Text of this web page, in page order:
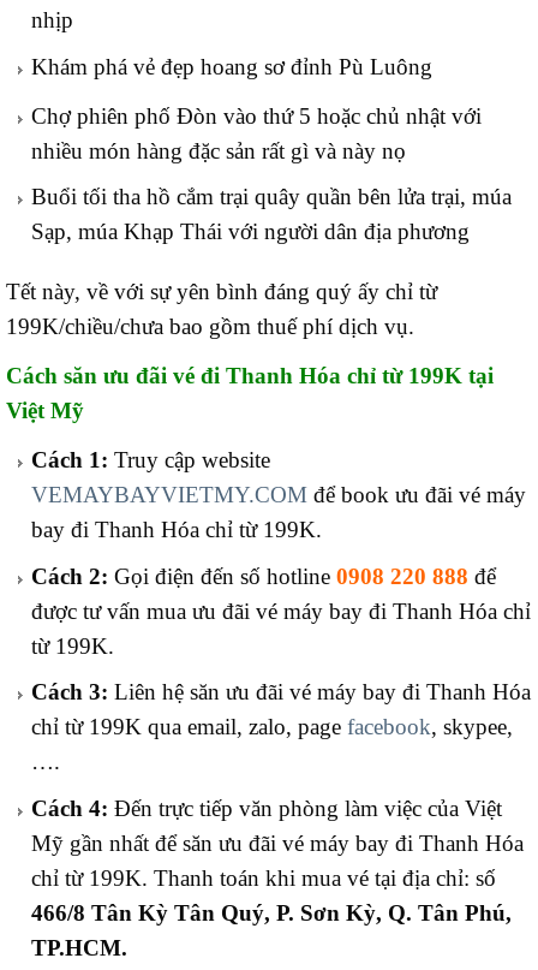
nhịp
Khám phá vẻ đẹp hoang sơ đỉnh Pù Luông
Chợ phiên phố Đòn vào thứ 5 hoặc chủ nhật với
nhiều món hàng đặc sản rất gì và này nọ
Buổi tối tha hồ cắm trại quây quần bên lửa trại, múa
Sạp, múa Khạp Thái với người dân địa phương
Tết này, về với sự yên bình đáng quý ấy chỉ từ
199K/chiều/chưa bao gồm thuế phí dịch vụ.
Cách săn ưu đãi vé đi Thanh Hóa chỉ từ 199K tại
Việt Mỹ
Cách 1: Truy cập website
VEMAYBAYVIETMY.COMđể book ưu đãi vé máy
bay đi Thanh Hóa chỉ từ 199K.
Cách 2: Gọi điện đến số hotline 0908 220 888 để
được tư vấn mua ưu đãi vé máy bay đi Thanh Hóa chỉ
từ 199K.
Cách 3: Liên hệ săn ưu đãi vé máy bay đi Thanh Hóa
chỉ từ 199K qua email, zalo, page facebook, skypee,
….
Cách 4: Đến trực tiếp văn phòng làm việc của Việt
Mỹ gần nhất để săn ưu đãi vé máy bay đi Thanh Hóa
chỉ từ 199K. Thanh toán khi mua vé tại địa chỉ: số
466/8 Tân Kỳ Tân Quý, P. Sơn Kỳ, Q. Tân Phú,
TP.HCM.